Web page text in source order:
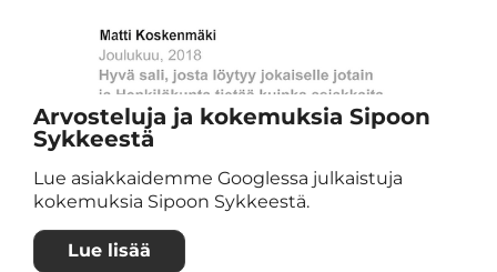
Arvosteluja ja kokemuksia Sipoon
Sykkeestä
Lue asiakkaidemme Googlessa julkaistuja
kokemuksia Sipoon Sykkeestä.
Lue lisää